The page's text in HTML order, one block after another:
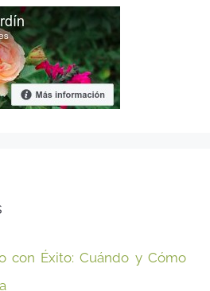
con Éxito: Cuándo y Cómo